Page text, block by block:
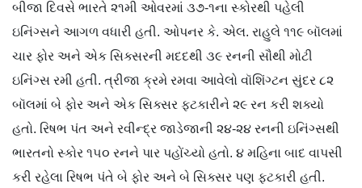
બીજા દિવસે ભારતે ૨૧મી ઓવરમાં ૩૭-૧ના સ્કોરથી પહેલી
ઇનિંગ્સને આગળ વધારી હતી. ઓપનર કે. એલ. રાહુલે ૧૧૯ બૉલમાં
ચાર ફોર અને એક સિક્સરની મદદથી ૩૯ રનની સૌથી મોટી
ઇનિંગ્સ રમી હતી. ત્રીજા ક્રમે રમવા આવેલો વૉશિંગ્ટન સુંદર ૮૨
બૉલમાં બે ફોર અને એક સિક્સર ફટકારીને ૨૯ રન કરી શક્યો
હતો. રિષભ પંત અને રવીન્દ્ર જાડેજાની ૨૪-૨૪ રનની ઇનિંગ્સથી
ભારતનો સ્કોર ૧૫૦ રનને પાર પહોંચ્યો હતો. ૪ મહિના બાદ વાપસી
કરી રહેલા રિષભ પંતે બે ફોર અને બે સિક્સર પણ ફટકારી હતી.